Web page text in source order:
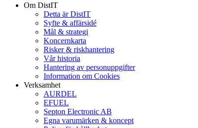
Om DistIT
Detta är DistIT
Syfte & affärsidé
Mål & strategi
Koncernkarta
Risker & riskhantering
Vår historia
Hantering av personuppgifter
Information om Cookies
Verksamhet
AURDEL
EFUEL
Septon Electronic AB
Egna varumärken & koncept